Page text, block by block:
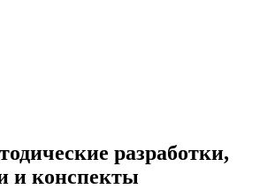
разработки,
и конспекты